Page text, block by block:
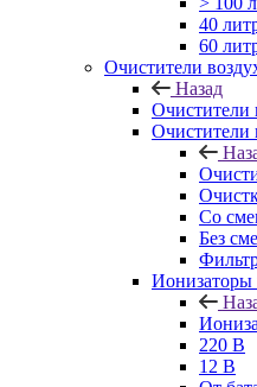
40
60
Очистители
Назад
Очистители
Очистители
Cо
Без
Ионизаторы
220 В
12 В